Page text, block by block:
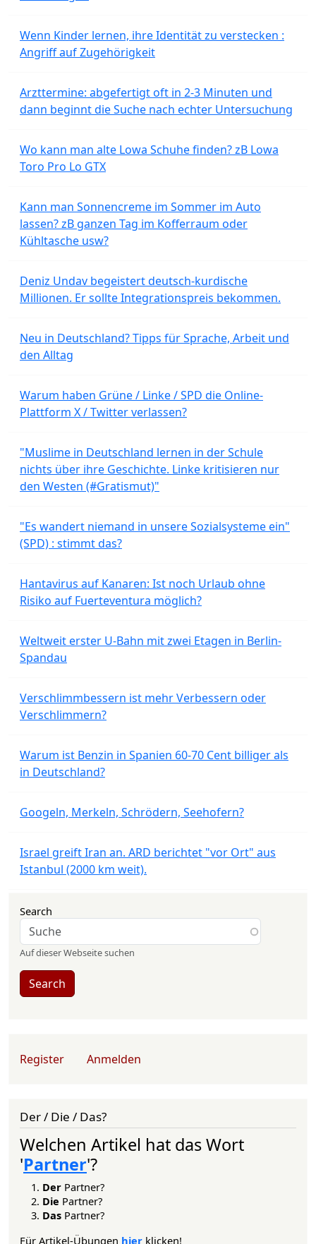
Wenn Kinder lernen, ihre Identität zu verstecken :
Angriff auf Zugehörigkeit
Arzttermine: abgefertigt oft in 2-3 Minuten und
dann beginnt die Suche nach echter Untersuchung
Wo kann man alte Lowa Schuhe finden? zB Lowa
Toro Pro Lo GTX
Kann man Sonnencreme im Sommer im Auto
lassen? zB ganzen Tag im Kofferraum oder
Kühltasche usw?
Deniz Undav begeistert deutsch-kurdische
Millionen. Er sollte Integrationspreis bekommen.
Neu in Deutschland? Tipps für Sprache, Arbeit und
den Alltag
Warum haben Grüne / Linke / SPD die Online-
Plattform X / Twitter verlassen?
"Muslime in Deutschland lernen in der Schule
nichts über ihre Geschichte. Linke kritisieren nur
den Westen (#Gratismut)"
"Es wandert niemand in unsere Sozialsysteme ein"
(SPD) : stimmt das?
Hantavirus auf Kanaren: Ist noch Urlaub ohne
Risiko auf Fuerteventura möglich?
Weltweit erster U-Bahn mit zwei Etagen in Berlin-
Spandau
Verschlimmbessern ist mehr Verbessern oder
Verschlimmern?
Warum ist Benzin in Spanien 60-70 Cent billiger als
in Deutschland?
Googeln, Merkeln, Schrödern, Seehofern?
Israel greift Iran an. ARD berichtet "vor Ort" aus
Istanbul (2000 km weit).
Search
Auf dieser Webseite suchen
Search
User account menu
Register Anmelden
Der / Die / Das?
Welchen Artikel hat das Wort
'Partner'?
Der Partner?
Die Partner?
Das Partner?
Für Artikel-Übungen hier klicken!